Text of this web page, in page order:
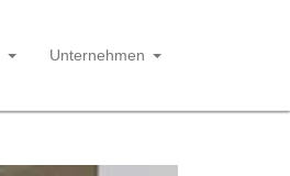
Unternehmen